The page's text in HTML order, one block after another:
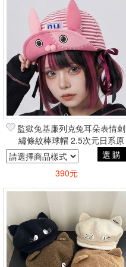
監獄兔基廉列克兔耳朵表情刺
繡條紋棒球帽 2.5次元日系原
宿萌可愛
選購
390元